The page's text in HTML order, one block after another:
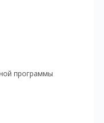
программы